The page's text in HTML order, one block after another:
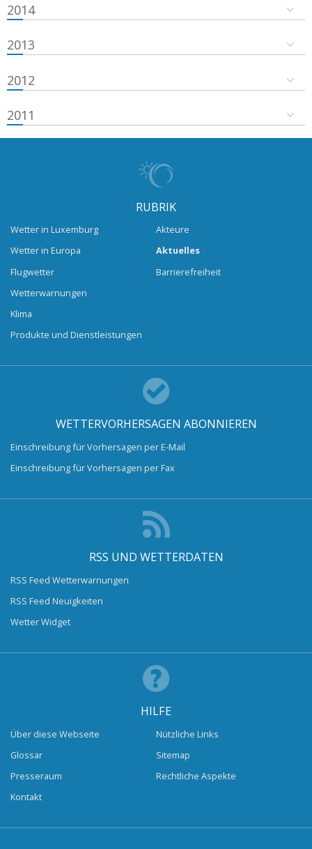
2014
2013
2012
2011
RUBRIK
Wetter in Luxemburg
Wetter in Europa
Flugwetter
Wetterwarnungen
Klima
Produkte und Dienstleistungen
Akteure
Aktuelles
Barrierefreiheit
WETTERVORHERSAGEN ABONNIEREN
Einschreibung für Vorhersagen per E-Mail
Einschreibung für Vorhersagen per Fax
RSS UND WETTERDATEN
RSS Feed Wetterwarnungen
RSS Feed Neuigkeiten
Wetter Widget
HILFE
Über diese Webseite
Glossar
Presseraum
Kontakt
Nützliche Links
Sitemap
Rechtliche Aspekte